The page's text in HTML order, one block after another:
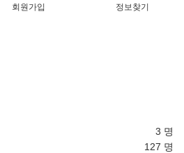
회원가입 정보찾기
3 명
127 명